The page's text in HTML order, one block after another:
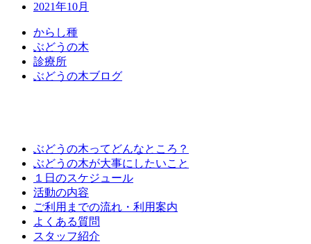
2021年10月
から し種
ぶどう の木
診療所
ぶどう の木ブロ グ
ぶどうの木ってどんなところ？
ぶどうの木が大事にしたいこと
１日のスケジュール
活動の内容
ご利用までの流れ・利用案内
よくある質問
スタッフ紹介